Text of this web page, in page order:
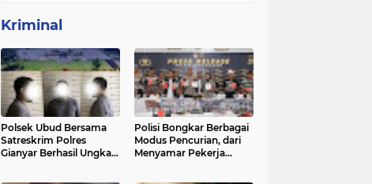
Kriminal
Polsek Ubud Bersama
Satreskrim Polres
Gianyar Berhasil Ungkap
Polisi Bongkar Berbagai
Modus Pencurian, dari
Menyamar Pekerja